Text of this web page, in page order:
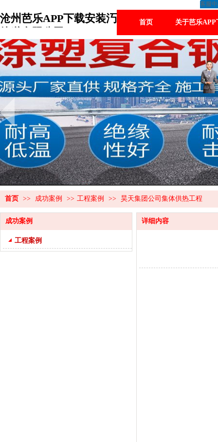
沧州芭乐APP下载安装汅
首页 关于芭乐
首页 >> 成功案例 >> 工程案例 >> 昊天集团公司集体供热工程
成功案例
工程案例
详细内容
客服